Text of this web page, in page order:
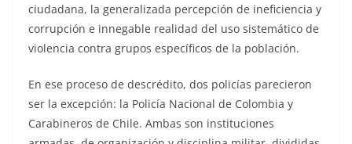
ciudadana, la generalizada percepción de ineficiencia y
corrupción e innegable realidad del uso sistemático de
violencia contra grupos específicos de la población.
En ese proceso de descrédito, dos policías parecieron
ser la excepción: la Policía Nacional de Colombia y
Carabineros de Chile. Ambas son instituciones